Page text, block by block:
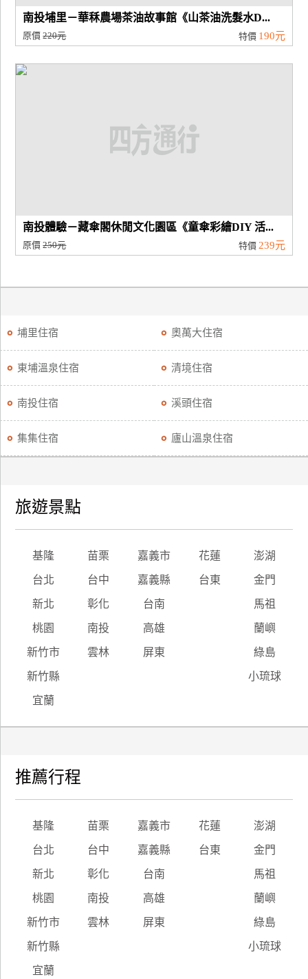
南投埔里－華秝農場茶油故事館《山茶油洗髮水D...
原價220元 特價 190元
南投體驗－藏傘閣休閒文化園區《童傘彩繪DIY 活...
原價250元 特價 239元
埔里住宿 奧萬大住宿
東埔溫泉住宿 清境住宿
南投住宿 溪頭住宿
集集住宿 廬山溫泉住宿
旅遊景點
基隆 苗栗 嘉義市 花蓮 澎湖
台北 台中 嘉義縣 台東 金門
新北 彰化 台南 馬祖
桃園 南投 高雄 蘭嶼
新竹市 雲林 屏東 綠島
新竹縣 小琉球
宜蘭
推薦行程
基隆 苗栗 嘉義市 花蓮 澎湖
台北 台中 嘉義縣 台東 金門
新北 彰化 台南 馬祖
桃園 南投 高雄 蘭嶼
新竹市 雲林 屏東 綠島
新竹縣 小琉球
宜蘭